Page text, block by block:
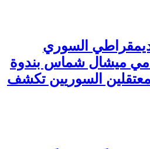
السوري
ميشال شماس بندوة
السوريين تكشف